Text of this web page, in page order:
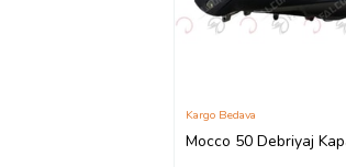
Mocco 50 Debriyaj
Kargo Bedava